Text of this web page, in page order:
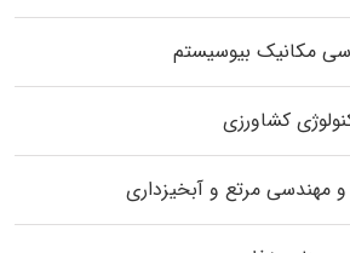
مکانیک بیوسیستم
کشاورزی
مهندسی مرتع و آبخیزداری